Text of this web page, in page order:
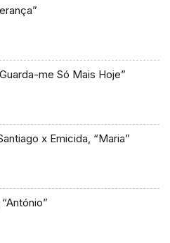
me Só Mais Hoje”
x Emicida, “Maria”